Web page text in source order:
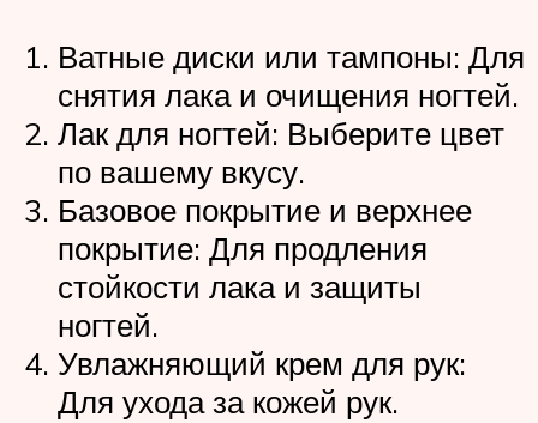
Ватные диски или тампоны: Для
снятия лака и очищения ногтей.
Лак для ногтей: Выберите цвет
по вашему вкусу.
Базовое покрытие и верхнее
покрытие: Для продления
стойкости лака и защиты
ногтей.
Увлажняющий крем для рук:
Для ухода за кожей рук.